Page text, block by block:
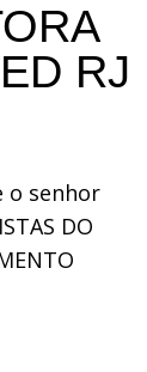
RJ
o senhor
DO